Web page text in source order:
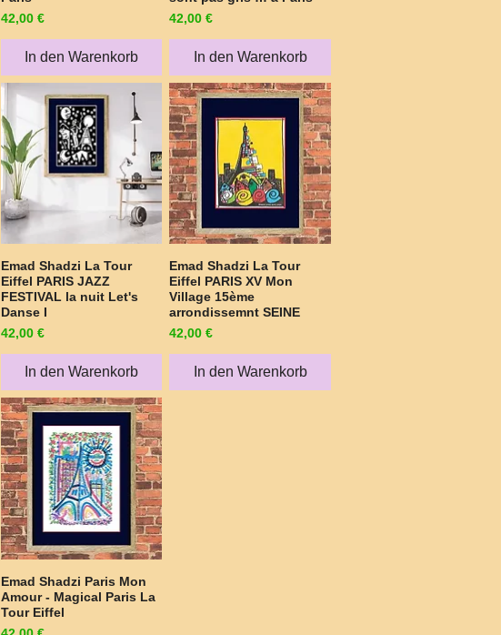
Preis
42,00 €
In den Warenkorb
Preis
42,00 €
In den Warenkorb
Schnellansicht
Emad Shadzi La Tour
Eiffel PARIS JAZZ
FESTIVAL la nuit Let's
Danse I
Preis
42,00 €
In den Warenkorb
Schnellansicht
Emad Shadzi La Tour
Eiffel PARIS XV Mon
Village 15ème
arrondissemnt SEINE
Preis
42,00 €
In den Warenkorb
Schnellansicht
Emad Shadzi Paris Mon
Amour - Magical Paris La
Tour Eiffel